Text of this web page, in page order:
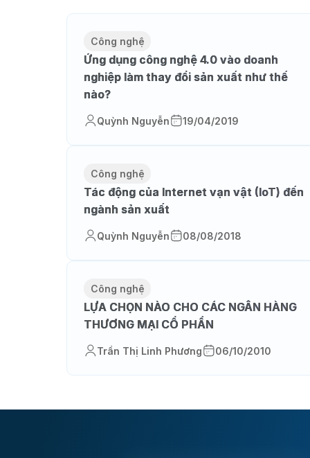
Công nghệ
Ứng dụng công nghệ 4.0 vào doanh
nghiệp làm thay đổi sản xuất như thế
nào?
Quỳnh Nguyễn 19/04/2019
Công nghệ
Tác động của Internet vạn vật (IoT) đến
ngành sản xuất
Quỳnh Nguyễn 08/08/2018
Công nghệ
LỰA CHỌN NÀO CHO CÁC NGÂN HÀNG
THƯƠNG MẠI CỔ PHẦN
Trần Thị Linh Phương 06/10/2010